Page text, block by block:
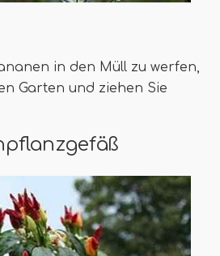
in den Müll zu werfen,
Garten und ziehen Sie